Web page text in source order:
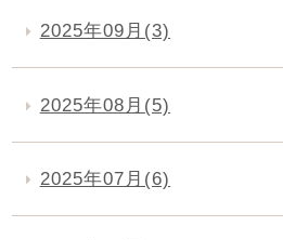
2025年09月(3)
2025年08月(5)
2025年07月(6)